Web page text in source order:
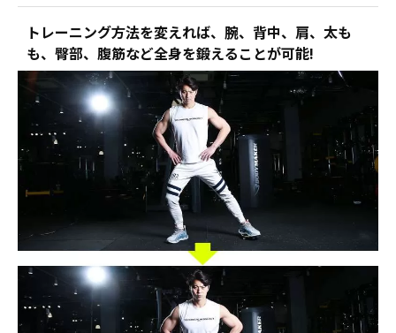
トレーニング方法を変えれば、腕、背中、肩、太も
も、臀部、腹筋など全身を鍛えることが可能!